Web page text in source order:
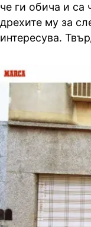
че ги обича и са
дрехите му за
интересува.